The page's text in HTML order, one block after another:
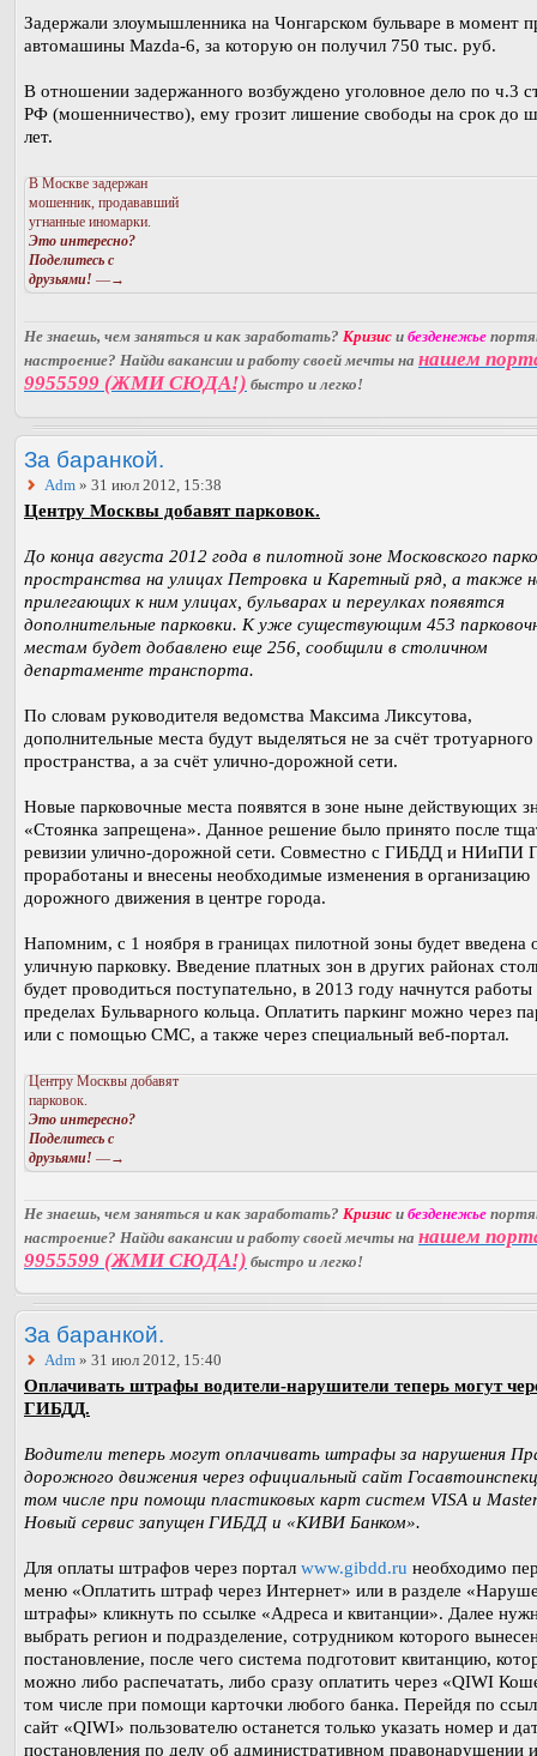
Задержали злоумышленника на Чонгарском бульваре в момент
автомашины Mazda-6, за которую он получил 750 тыс. руб.
В отношении задержанного возбуждено уголовное дело по ч.3
РФ (мошенничество), ему грозит лишение свободы на срок до
лет.
В Москве задержан
мошенник, продававший
угнанные иномарки.
Это интересно?
Поделитесь с
друзьями! —→
Не знаешь, чем заняться и как заработать? Кризис и безденежье
настроение? Найди вакансии и работу своей мечты на нашем
9955599 (ЖМИ СЮДА!) быстро и легко!
За баранкой.
Adm » 31 июл 2012, 15:38
Центру Москвы добавят парковок.
До конца августа 2012 года в пилотной зоне Московского
пространства на улицах Петровка и Каретный ряд, а также
прилегающих к ним улицах, бульварах и переулках появятся
дополнительные парковки. К уже существующим 453
местам будет добавлено еще 256, сообщили в столичном
департаменте транспорта.
По словам руководителя ведомства Максима Ликсутова,
дополнительные места будут выделяться не за счёт тротуарного
пространства, а за счёт улично-дорожной сети.
Новые парковочные места появятся в зоне ныне действующих
«Стоянка запрещена». Данное решение было принято после
ревизии улично-дорожной сети. Совместно с ГИБДД и НИиПИ
проработаны и внесены необходимые изменения в организацию
дорожного движения в центре города.
Напомним, с 1 ноября в границах пилотной зоны будет введена
уличную парковку. Введение платных зон в других районах
будет проводиться поступательно, в 2013 году начнутся работы
пределах Бульварного кольца. Оплатить паркинг можно через
или с помощью СМС, а также через специальный веб-портал.
Центру Москвы добавят
парковок.
Это интересно?
Поделитесь с
друзьями! —→
Не знаешь, чем заняться и как заработать? Кризис и безденежье
настроение? Найди вакансии и работу своей мечты на нашем
9955599 (ЖМИ СЮДА!) быстро и легко!
За баранкой.
Adm » 31 июл 2012, 15:40
Оплачивать штрафы водители-нарушители теперь могут
ГИБДД.
Водители теперь могут оплачивать штрафы за нарушения
дорожного движения через официальный сайт
том числе при помощи пластиковых карт систем VISA и
Новый сервис запущен ГИБДД и «КИВИ Банком».
Для оплаты штрафов через портал www.gibdd.ru необходимо
меню «Оплатить штраф через Интернет» или в разделе
штрафы» кликнуть по ссылке «Адреса и квитанции». Далее
выбрать регион и подразделение, сотрудником которого
постановление, после чего система подготовит квитанцию,
можно либо распечатать, либо сразу оплатить через «QIWI
том числе при помощи карточки любого банка. Перейдя по
сайт «QIWI» пользователю останется только указать номер и
постановления по делу об административном правонарушении и